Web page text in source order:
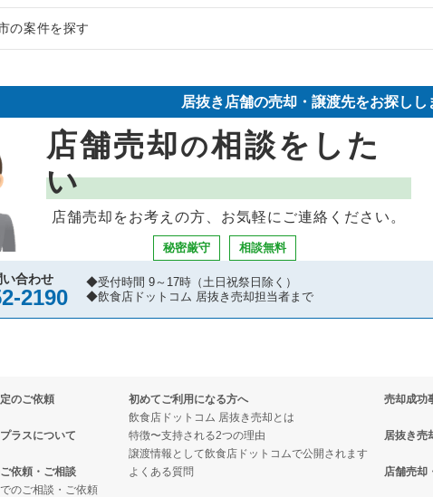
の居抜き売却物件の案件一覧
の居抜き売却物件の案件一覧
の居抜き売却物件の案件一覧
飲食店の居抜き売却物件の案件一覧
食店の居抜き売却物件の案件一覧
の居抜き売却物件の案件一覧
飲食店の居抜き売却物件の案件一覧
の居抜き売却物件の案件一覧
飲食店の居抜き売却物件の案件一覧
飲食店の居抜き売却物件の案件一覧
ンの居抜き売却物件の案件一覧
ア料理の居抜き売却物件の案件一覧
居抜き売却物件の案件一覧
うどんの居抜き売却物件の案件一覧
居抜き売却物件の案件一覧
居抜き売却物件の案件一覧
き・お好み焼の居抜き売却物件の案件一覧
の居抜き売却物件の案件一覧
アウトの居抜き売却物件の案件一覧
・惣菜・デリの居抜き売却物件の案件一覧
の案件を探す
の居抜き売却物件の案件一覧
居抜き店舗の売却・譲渡先をお探しし
店舗売却の相談をした
い
店舗売却をお考えの方、お気軽にご連絡ください。
秘密厳守 相談無料
合わせ
2190
◆受付時間 9～17時（土日祝祭日除く）
◆飲食店ドットコム 居抜き売却担当者まで
のご依頼
ラスについて
依頼・ご相談
のご相談・ご依頼
初めてご利用になる方へ
飲食店ドットコム 居抜き売却とは
特徴〜支持される2つの理由
譲渡情報として飲食店ドットコムで公開されます
よくある質問
売却成功
居抜き売
店舗売却